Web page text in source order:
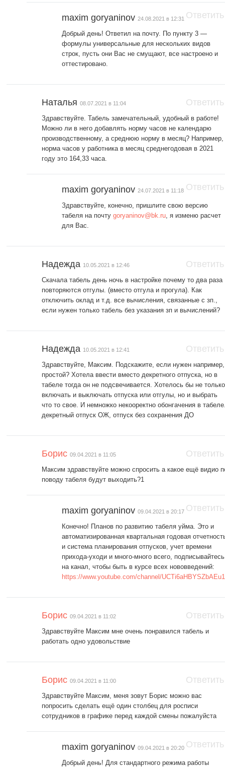
maxim goryaninov24.08.2021 в 12:31
Добрый день! Ответил на почту. По пункту 3 —
формулы универсальные для нескольких видов
строк, пусть они Вас не смущают, все настроено и
оттестировано.
Ответить
Наталья08.07.2021 в 11:04
Здравствуйте. Табель замечательный, удобный в работе!
Можно ли в него добавлять норму часов не календарю
производственному, а среднюю норму в месяц? Например,
норма часов у работника в месяц среднегодовая в 2021
году это 164,33 часа.
Ответить
maxim goryaninov24.07.2021 в 11:18
Здравствуйте, конечно, пришлите свою версию
табеля на почтуgoryaninov@bk.ru , я изменю расчет
для Вас.
Ответить
Надежда 10.05.2021 в 12:46
Скачала табель день ночь в настройке почему то два раза
повторяются отгулы. (вместо отгула и прогула). Как
отключить оклад и т.д. все вычисления, связанные с зп.,
если нужен только табель без указания зп и вычислений?
Ответить
Надежда 10.05.2021 в 12:41
Здравствуйте, Максим. Подскажите, если нужен например,
простой? Хотела ввести вместо декретного отпуска, но в
табеле тогда он не подсвечивается. Хотелось бы не только
включать и выключать отпуска или отгулы, но и выбрать
что то свое. И немножко некооректно обонгачения в
декретный отпуск ОЖ, отпуск без сохранения ДО
Ответить
Борис 09.04.2021 в 11:05
Максим здравствуйте можно спросить а какое ещё видио
поводу табеля будут выходить?1
Ответить
maxim goryaninov09.04.2021 в 20:17
Конечно! Планов по развитию табеля уйма. Это и
автоматизированная квартальная годовая
и система планирования отпусков, учет времени
прихода-уходи и много-много всего, подписывайтесь
на канал, чтобы быть в курсе всех нововведений:
https://www.youtube.com/channel/
Ответить
Борис 09.04.2021 в 11:02
Здравствуйте Максим мне очень понравился табель и
работать одно удовольствие
Ответить
Борис 09.04.2021 в 11:00
Здравствуйте Максим, меня зовут Борис можно вас
попросить сделать ещё один столбец для росписи
сотрудников в графике перед каждой смены пожалуйста
Ответить
maxim goryaninov09.04.2021 в 20:20
Добрый день! Для стандартного режима работы
Ответить